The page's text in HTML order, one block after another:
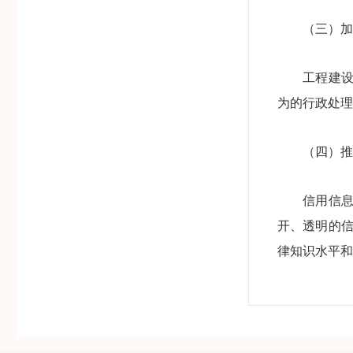
（三）加
工程建设项
为的行政处
（四）推
信用信息公
开、透明的
律知识水平